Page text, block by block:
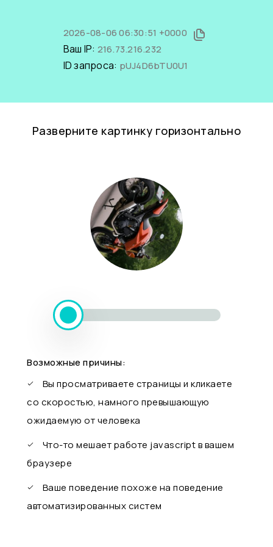
2026-08-06 06:30:51 +0000
Ваш IP: 216.73.216.232
ID запроса: pUJ4D6bTU0U1
Разверните картинку горизонтально
Возможные причины:
Вы просматриваете страницы и кликаете
со скоростью, намного превышающую
ожидаемую от человека
Что-то мешает работе javascript в вашем
браузере
Ваше поведение похоже на поведение
автоматизированных систем